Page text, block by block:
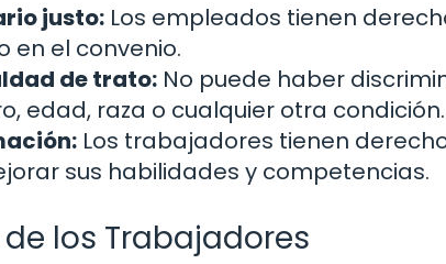
justo: Los empleados tienen
en el convenio.
de trato: No puede haber
edad, raza o cualquier otra condición.
Los trabajadores tienen
sus habilidades y competencias.
los Trabajadores